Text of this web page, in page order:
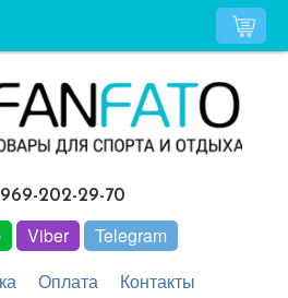
969-202-29-70
Viber
Telegram
Оплата Контакты